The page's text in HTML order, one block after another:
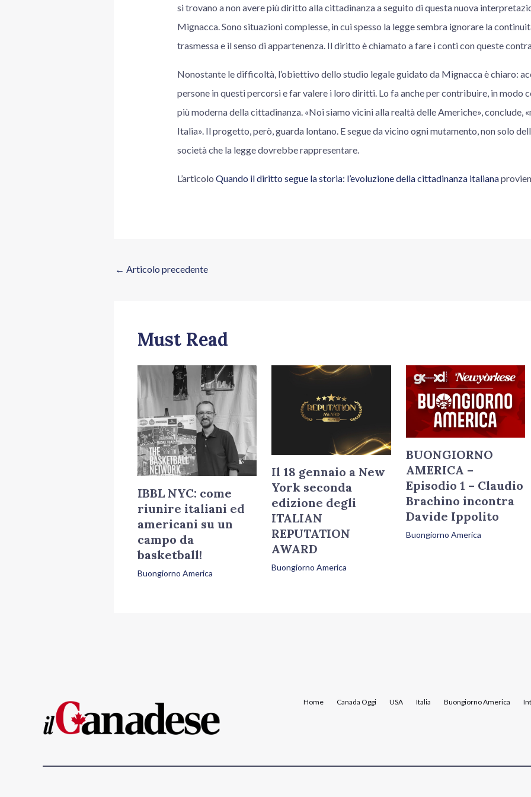
si trovano a non avere più diritto alla cittadinanza a seguito di questa nuova
Mignacca. Sono situazioni complesse, in cui spesso la legge sembra ignorare la
trasmessa e il senso di appartenenza. Il diritto è chiamato a fare i conti con queste
Nonostante le difficoltà, l’obiettivo dello studio legale guidato da Mignacca è chiaro:
persone in questi percorsi e far valere i loro diritti. Lo fa anche per contribuire, in modo
più moderna della cittadinanza. «Noi siamo vicini alla realtà delle Americhe», conclude,
Italia». Il progetto, però, guarda lontano. E segue da vicino ogni mutamento, non solo
società che la legge dovrebbe rappresentare.
L’articolo Quando il diritto segue la storia: l’evoluzione della cittadinanza italiana
← Articolo precedente
Must Read
IBBL NYC: come
riunire italiani ed
americani su un
campo da
basketball!
Buongiorno America
Il 18 gennaio a New
York seconda
edizione degli
ITALIAN
REPUTATION
AWARD
Buongiorno America
BUONGIORNO
AMERICA –
Episodio 1 – Claudio
Brachino incontra
Davide Ippolito
Buongiorno America
Home Canada Oggi USA Italia Buongiorno America